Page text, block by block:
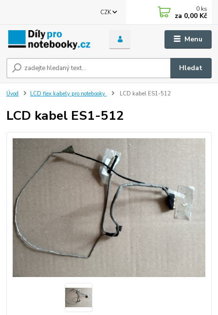
Menu
CZK
Hledat
0 ks
za 0,00 Kč
Úvod LCD flex kabely pro notebooky LCD kabel ES1-512
LCD kabel ES1-512